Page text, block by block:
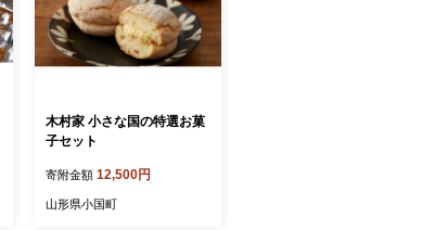
木村家 小さな国の特選お菓
子セット
寄附金額 12,500円
山形県小国町